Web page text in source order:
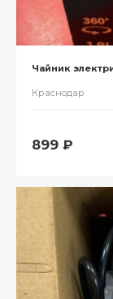
Чайник
Краснодар
899 ₽